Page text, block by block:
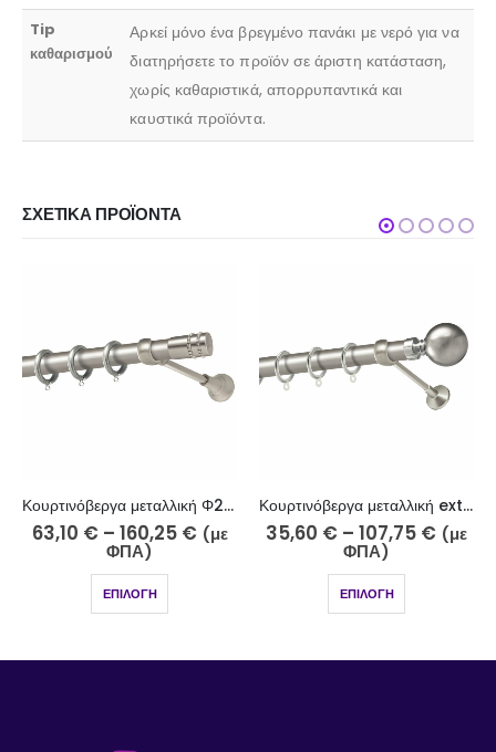
Tip
καθαρισμού
Αρκεί μόνο ένα βρεγμένο πανάκι με νερό για να
διατηρήσετε το προϊόν σε άριστη κατάσταση,
χωρίς καθαριστικά, απορρυπαντικά και
καυστικά προϊόντα.
ΣΧΕΤΙΚΆ ΠΡΟΪΌΝΤΑ
Κουρτινόβεργα μεταλλική extra eco Φ25 νίκελ ματ Ρόδος K29-2510
35,60€ –107,75€ (με
ΦΠΑ)
ΕΠΙΛΟΓΉ
Κουρτινόβεργα μεταλλική Φ25 νίκελ ματ-strass Λήμνος Κ34-2510-18
69,25 € – 166,40€ (με
ΦΠΑ)
ΕΠΙΛΟΓΉ